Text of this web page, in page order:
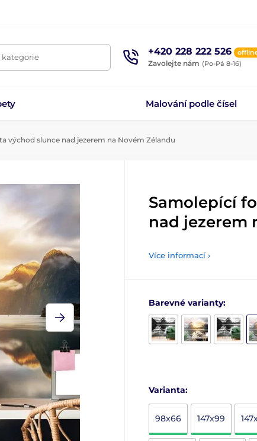
kategorie +420 228 222 526
Zavolejte nám (Po-Pá 8-16)
Malování podle čísel
východ slunce nad jezerem na Novém Zélandu
Samolepící
nad jezerem
Více informací ›
Barevné varianty:
Varianta:
98x66 147x99